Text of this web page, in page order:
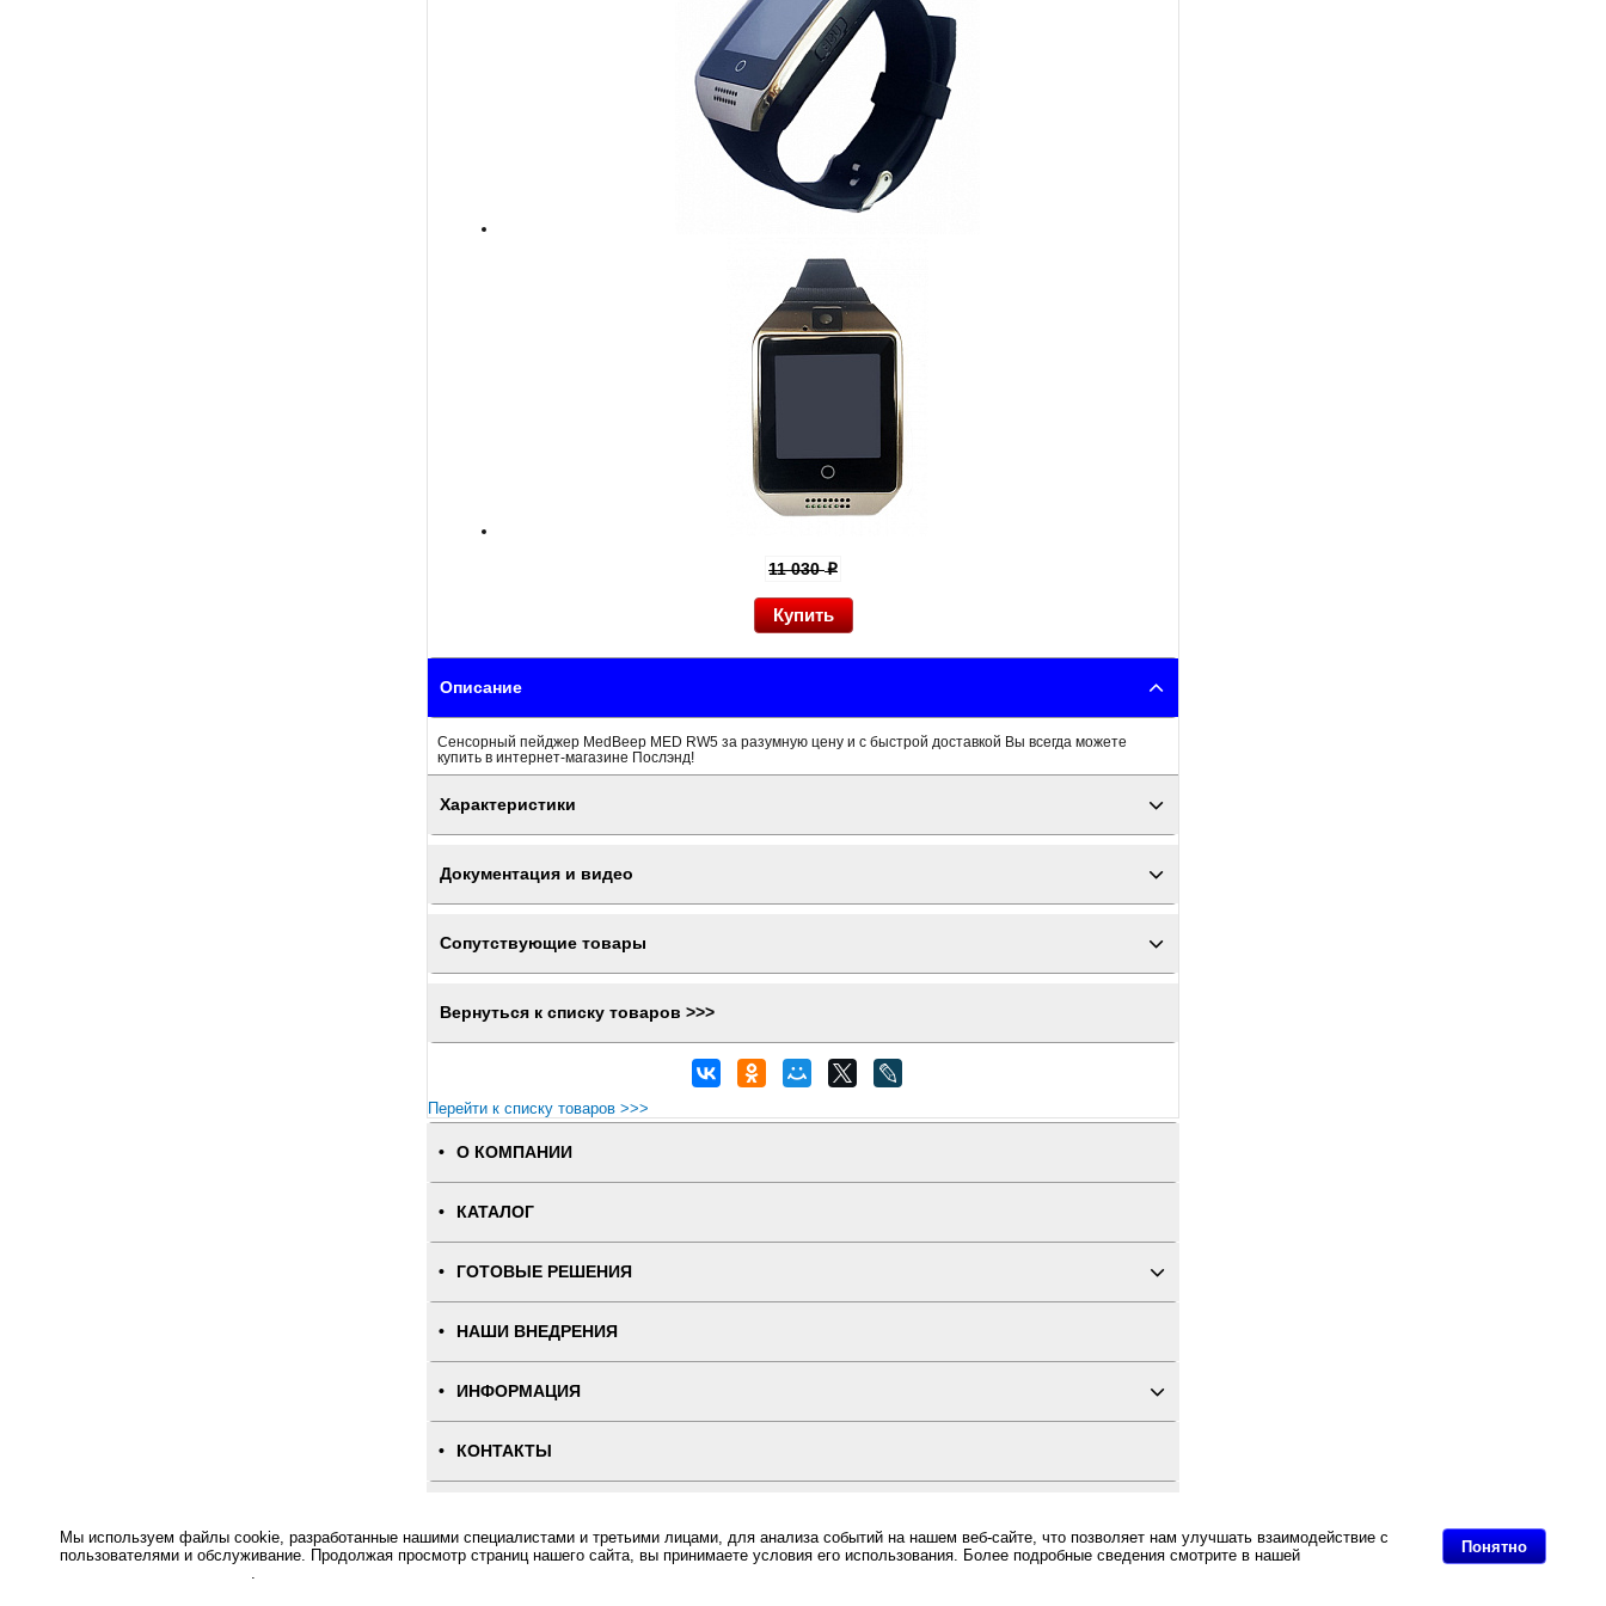
Понятно
Мы используем файлы cookie, разработанные нашими специалистами и третьими лицами, для анализа событий на нашем веб-сайте, что позволяет нам улучшать взаимодействие с
пользователями и обслуживание. Продолжая просмотр страниц нашего сайта, вы принимаете условия его использования. Более подробные сведения смотрите в нашей
.
11 030p
Описание
Сенсорный пейджер MedBeep MED RW5 за разумную цену и с быстрой доставкой Вы всегда можете
купить в интернет-магазине Послэнд!
Характеристики
Документация и видео
Сопутствующие товары
Вернуться к списку товаров >>>
Перейти к списку товаров >>>
О КОМПАНИИ
КАТАЛОГ
ГОТОВЫЕ РЕШЕНИЯ
НАШИ ВНЕДРЕНИЯ
ИНФОРМАЦИЯ
КОНТАКТЫ
Интернет-магазин "ПОСЛЭНД" - торгового оборудования, оборудования для автоматизации общепита и торговли, расходных материалов